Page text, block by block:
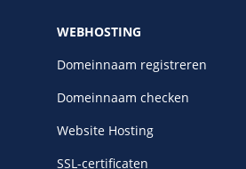
WEBHOSTING
Domeinnaam registreren
Domeinnaam checken
Website Hosting
SSL-certificaten